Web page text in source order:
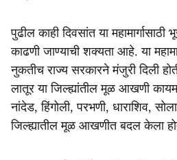
पुढील काही दिवसांत या
काढणी जाण्याची शक्यता आहे. या
नुकतीच राज्य सरकारने मंजुरी दिली
लातूर या जिल्ह्यांतील मूळ आखणी
नांदेड, हिंगोली, परभणी, धाराशिव,
जिल्ह्यातील मूळ आखणीत बदल केला